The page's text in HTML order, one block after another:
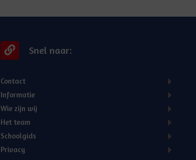
Snel naar:
Contact
Informatie
Wie zijn wij
Het team
Schoolgids
Privacy